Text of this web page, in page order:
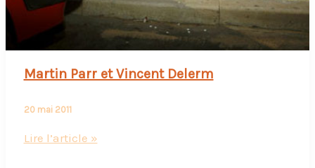
Martin Parr et Vincent Delerm
20 mai 2011
Martin
Lire l’article »